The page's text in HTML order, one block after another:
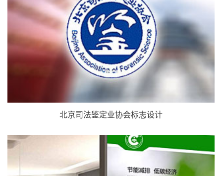
北京司法鉴定业协会标志设计